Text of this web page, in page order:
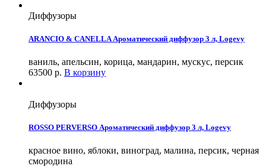
Диффузоры
ARANCIO & CANELLA Ароматический диффузор 3 л, Logevy
ваниль, апельсин, корица, мандарин, мускус, персик
63500 р. В корзину
Диффузоры
ROSSO PERVERSO Ароматический диффузор 3 л, Logevy
красное вино, яблоки, виноград, малина, персик, черная
смородина